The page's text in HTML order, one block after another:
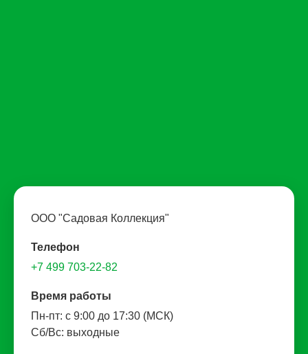
ООО "Садовая Коллекция"
Телефон
+7 499 703-22-82
Время работы
Пн-пт: с 9:00 до 17:30 (МСК)
Сб/Вс: выходные